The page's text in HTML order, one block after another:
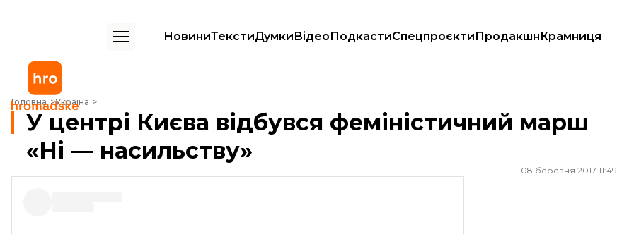
НовиниТекстиДумкиВідеоПодкастиСпецпроєктиПродакшнКрамниця
Головна Україна
У центрі Києва відбувся феміністичний марш «Ні — насильству»
У центрі Києва відбувся феміністичний марш
«Ні — насильству»
08 березня 2017 11:49